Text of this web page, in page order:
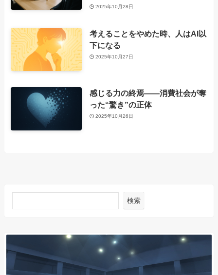
2025年10月28日
考えることをやめた時、人はAI以
下になる
2025年10月27日
感じる力の終焉――消費社会が奪
った“驚き”の正体
2025年10月26日
検索